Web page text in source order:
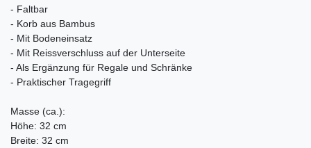
- Faltbar
- Korb aus Bambus
- Mit Bodeneinsatz
- Mit Reissverschluss auf der Unterseite
- Als Ergänzung für Regale und Schränke
- Praktischer Tragegriff
Masse (ca.):
Höhe: 32 cm
Breite: 32 cm